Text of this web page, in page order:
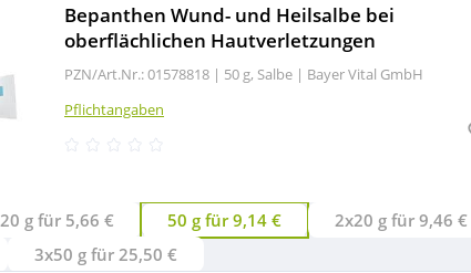
Bepanthen Wund- und Heilsalbe bei
oberflächlichen Hautverletzungen
PZN/Art.Nr.: 01578818 | 50 g, Salbe | Bayer Vital GmbH
Pflichtangaben
20 g für 5,66 € 50 g für 9,14 € 2x20 g für 9,46 €
3x50 g für 25,50 €